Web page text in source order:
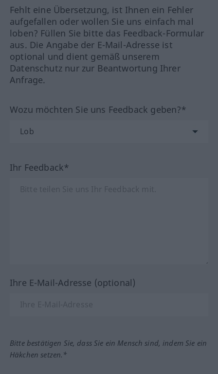
Fehlt eine Übersetzung, ist Ihnen ein Fehler
aufgefallen oder wollen Sie uns einfach mal
loben? Füllen Sie bitte das Feedback-Formular
aus. Die Angabe der E-Mail-Adresse ist
optional und dient gemäß unserem
Datenschutz nur zur Beantwortung Ihrer
Anfrage.
Wozu möchten Sie uns Feedback geben?*
Ihr Feedback*
Ihre E-Mail-Adresse (optional)
Bitte bestätigen Sie, dass Sie ein Mensch sind, indem Sie ein
Häkchen setzen.*